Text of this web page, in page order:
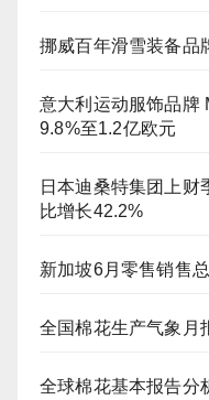
挪威百年滑雪装备品
意大利运动服饰品牌
9.8%至1.2亿欧元
日本迪桑特集团上财
比增长42.2%
新加坡6月零售销售
全国棉花生产气象月
全球棉花基本报告分